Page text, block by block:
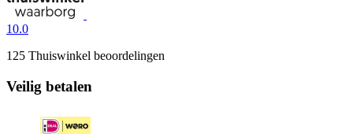
10.0
125 Thuiswinkel beoordelingen
Veilig betalen